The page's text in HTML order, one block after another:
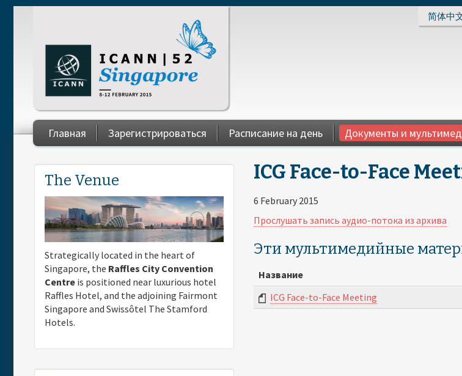
简体中
Главная Зарегистрироваться Расписание на день Документы и
You are here ICG Face-to-Face
6 February 2015
Прослушать запись аудио-потока из архива
Эти мультимедийные
Название
ICG Face-to-Face Meeting
The Venue
Strategically located in the heart of
Singapore, the Raffles City Convention
Centre is positioned near luxurious hotel
Raffles Hotel, and the adjoining Fairmont
Singapore and Swissôtel The Stamford
Hotels.